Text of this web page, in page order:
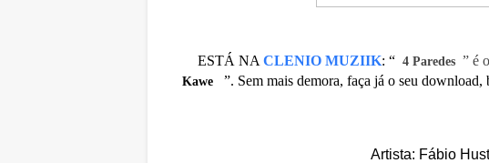
ESTÁ NA CLENIO MUZIIK: “ 4 Paredes ” é
Kawe
”. Sem mais demora, faça já o seu
Artista: Fábio